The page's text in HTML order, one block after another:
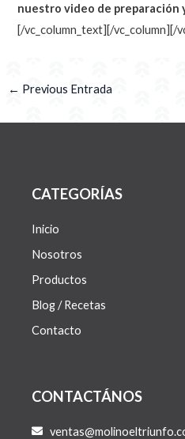
nuestro video de preparación
[/vc_column_text][/vc_column][/
← Previous Entrada
CATEGORÍAS
Inicio
Nosotros
Productos
Blog / Recetas
Contacto
CONTACTÁNOS